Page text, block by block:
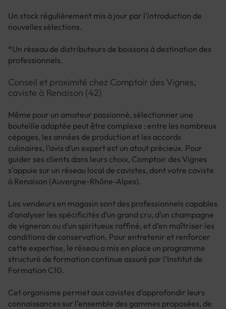
Un stock régulièrement mis à jour par l’introduction de
nouvelles sélections.
*Un réseau de distributeurs de boissons à destination des
professionnels.
Conseil et proximité chez Comptoir des Vignes,
caviste à Renaison (42)
Même pour un amateur passionné, sélectionner une
bouteille adaptée peut être complexe : entre les nombreux
cépages, les années de production et les accords
culinaires, l’avis d’un expert est un atout précieux. Pour
guider ses clients dans leurs choix, Comptoir des Vignes
s’appuie sur un réseau local de cavistes, dont votre caviste
à Renaison (Auvergne-Rhône-Alpes).
Les vendeurs en magasin sont des professionnels capables
d’analyser les spécificités d’un grand cru, d’un champagne
de vigneron ou d’un spiritueux raffiné, et d’en maîtriser les
conditions de conservation. Pour entretenir et renforcer
cette expertise, le réseau a mis en place un programme
structuré de formation continue assuré par l’Institut de
Formation C10.
Cet organisme permet aux cavistes d’approfondir leurs
connaissances sur l’ensemble des gammes proposées, de